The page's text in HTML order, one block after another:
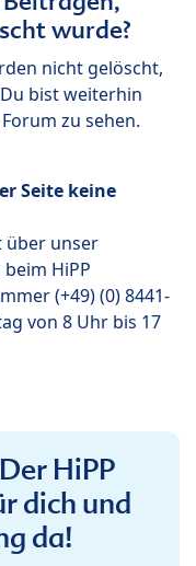
wurde?
nicht gelöscht,
bist weiterhin
zu sehen.
Seite keine
über unser
HiPP
(+49) (0) 8441-
von 8 Uhr bis 17
HiPP
dich und
da!